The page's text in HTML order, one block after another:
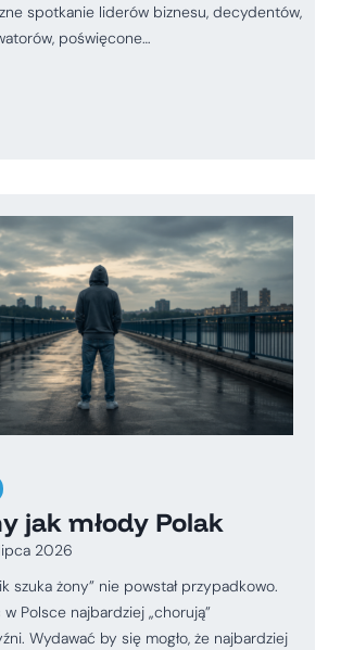
spotkanie liderów biznesu, decydentów,
poświęcone…
jak młody Polak
2026
szuka żony” nie powstał przypadkowo.
Polsce najbardziej „chorują”
Wydawać by się mogło, że najbardziej